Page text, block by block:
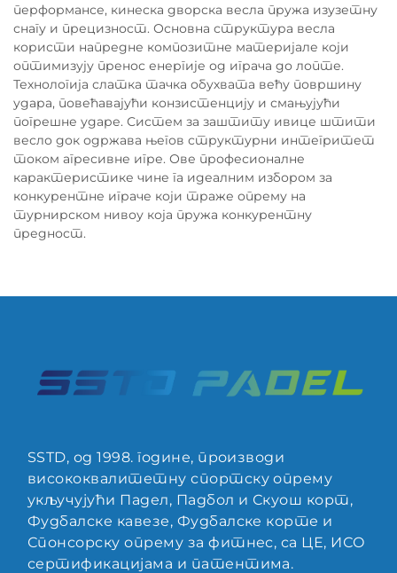
перформансе, кинеска дворска весла пружа изузетну
снагу и прецизност. Основна структура весла
користи напредне композитне материјале који
оптимизују пренос енергије од играча до лопте.
Технологија слатка тачка обухвата већу површину
удара, повећавајући конзистенцију и смањујући
погрешне ударе. Систем за заштиту ивице штити
весло док одржава његов структурни интегритет
током агресивне игре. Ове професионалне
карактеристике чине га идеалним избором за
конкурентне играче који траже опрему на
турнирском нивоу која пружа конкурентну
предност.
SSTD, од 1998. године, производи
висококвалитетну спортску опрему
укључујући Падел, Падбол и Скуош корт,
Фудбалске кавезе, Фудбалске корте и
Спонсорску опрему за фитнес, са ЦЕ, ИСО
сертификацијама и патентима.